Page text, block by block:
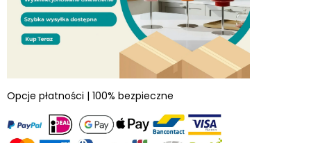
Opcje płatności | 100% bezpieczne